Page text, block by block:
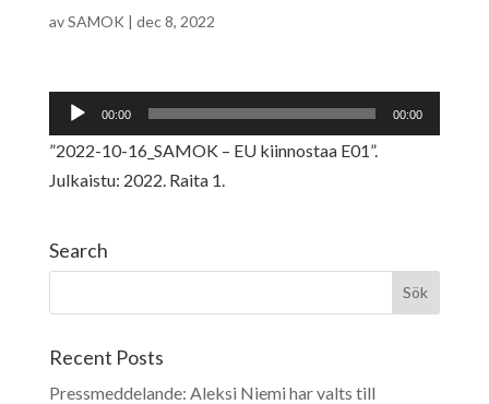
avSAMOK | dec 8, 2022
Ljudspelare
00:00 00:00
”2022-10-16_SAMOK – EU kiinnostaa E01”.
Julkaistu: 2022. Raita 1.
Search
Recent Posts
Pressmeddelande: Aleksi Niemi har valts till